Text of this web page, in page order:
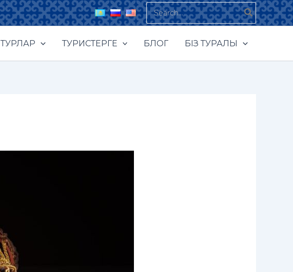
Search
for:
ТУРЛАР ТУРИСТЕРГЕ БЛОГ БІЗ ТУРАЛЫ